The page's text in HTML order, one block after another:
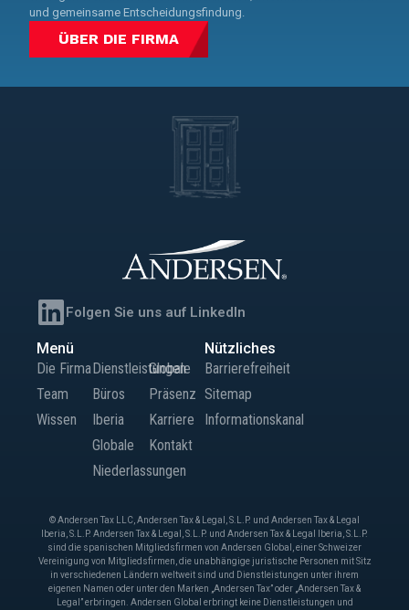
und gemeinsame Entscheidungsfindung.
ÜBER DIE FIRMA
Folgen Sie uns auf LinkedIn
Menü
Die Firma
Team
Wissen
Dienstleistungen
Büros
Iberia
Globale
Niederlassungen
Globale
Präsenz
Karriere
Kontakt
Nützliches
Barrierefreiheit
Sitemap
Informationskanal
© Andersen Tax LLC, Andersen Tax & Legal, S.L.P. und Andersen Tax & Legal
Iberia, S.L.P. Andersen Tax & Legal, S.L.P. und Andersen Tax & Legal Iberia, S.L.P.
sind die spanischen Mitgliedsfirmen von Andersen Global, einer Schweizer
Vereinigung von Mitgliedsfirmen, die unabhängige juristische Personen mit Sitz
in verschiedenen Ländern weltweit sind und Dienstleistungen unter ihrem
eigenen Namen oder unter den Marken „Andersen Tax” oder „Andersen Tax &
Legal” erbringen. Andersen Global erbringt keine Dienstleistungen und